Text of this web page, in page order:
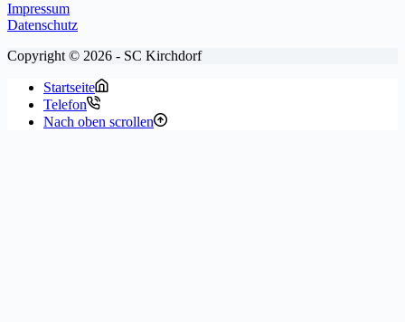
Impressum
Datenschutz
Copyright © 2026 - SC Kirchdorf
Startseite
Telefon
Nach oben scrollen